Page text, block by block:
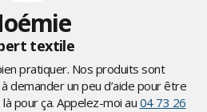
textile
pratiquer. Nos produits sont
demander un peu d’aide pour être
pour ça. Appelez-moi au 04 73 26